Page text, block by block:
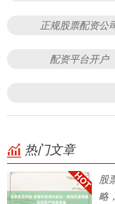
正规股票配资公
配资平台开户
热门文章
股
略